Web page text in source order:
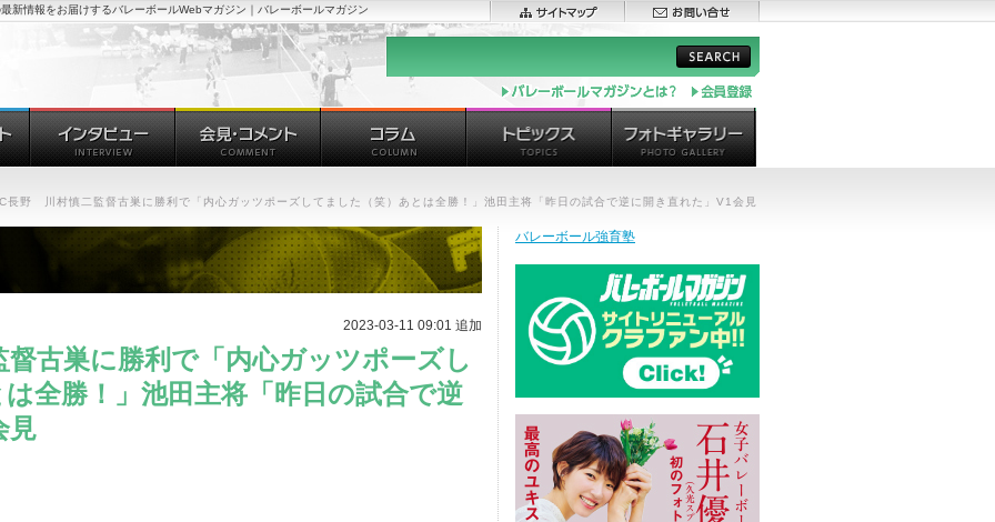
新情報をお届けするバレーボールWebマガジン｜バレーボールマガジン
長野 川村慎二監督古巣に勝利で「内心ガッツポーズしてました（笑）あとは全勝！」池田主将「昨日の試合で逆に開き直れた」V1会見
2023-03-11 09:01 追加
古巣に勝利で「内心ガッツポーズし
全勝！」池田主将「昨日の試合で逆
見
バレーボール強育塾